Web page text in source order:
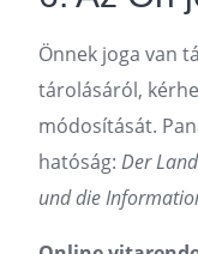
Önnek joga van
tárolásáról,
módosítását.
hatóság: Der
und die